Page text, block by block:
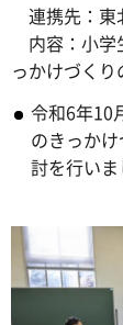
連携先：東
内容：小学
っかけづく
令和6年10
のきっか
討を行いま